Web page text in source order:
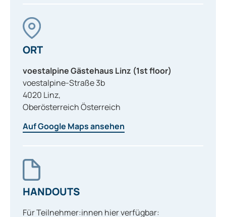
ORT
voestalpine Gästehaus Linz (1st floor)
voestalpine-Straße 3b
4020 Linz,
OberösterreichÖsterreich
Auf Google Maps ansehen
HANDOUTS
Für Teilnehmer:innen hier verfügbar: